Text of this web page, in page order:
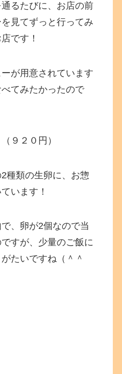
るたびに、お店の前
見てずっと行ってみ
です！
が用意されています
てみたかったので
９２０円）
種類の生卵に、お惣
います！
、卵が2個なので当
すが、少量のご飯に
たいですね（＾＾